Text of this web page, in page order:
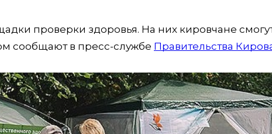
проверки здоровья. На них кировчане
сообщают в пресс-службе Правительства